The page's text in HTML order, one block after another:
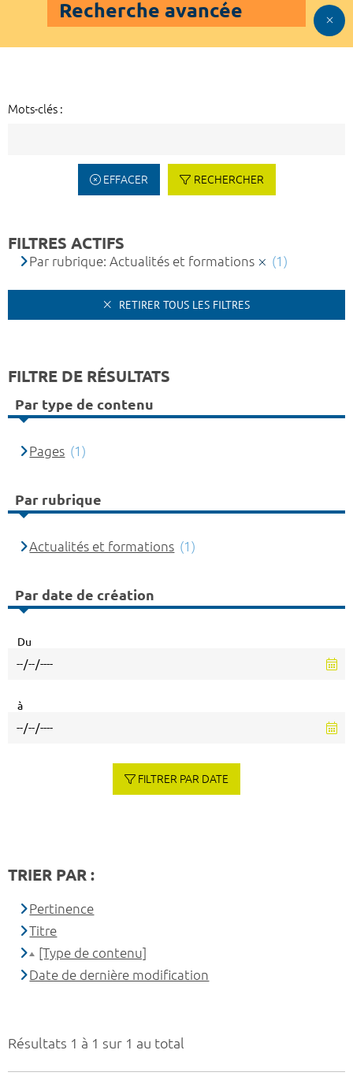
Recherche avancée
Mots-clés :
EFFACER RECHERCHER
Résultats 1 à 1 sur 1 au total
FILTRES ACTIFS
Par rubrique: Actualités et formations (1)
RETIRER TOUS LES FILTRES
FILTRE DE RÉSULTATS
Par type de contenu
Pages (1)
Par rubrique
Actualités et formations (1)
Par date de création
Du
à
FILTRER PAR DATE
TRIER PAR :
Pertinence
Titre
[Type de contenu]
Date de dernière modification